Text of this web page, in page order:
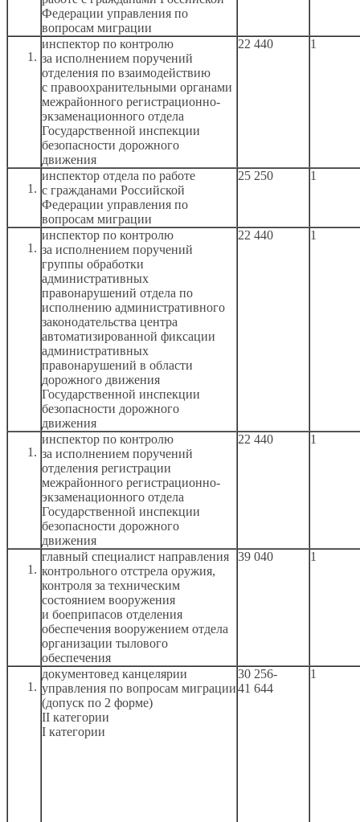
Федерации управления по
вопросам миграции
инспектор по контролю
за исполнением поручений
отделения по взаимодействию
с правоохранительными органами
межрайонного регистрационно-
экзаменационного отдела
Государственной инспекции
безопасности дорожного
движения
22 440 1
инспектор отдела по работе
с гражданами Российской
Федерации управления по
вопросам миграции
25 250 1
инспектор по контролю
за исполнением поручений
группы обработки
административных
правонарушений отдела по
исполнению административного
законодательства центра
автоматизированной фиксации
административных
правонарушений в области
дорожного движения
Государственной инспекции
безопасности дорожного
движения
22 440 1
инспектор по контролю
за исполнением поручений
отделения регистрации
межрайонного регистрационно-
экзаменационного отдела
Государственной инспекции
безопасности дорожного
движения
22 440 1
главный специалист направления
контрольного отстрела оружия,
контроля за техническим
состоянием вооружения
и боеприпасов отделения
обеспечения вооружением отдела
организации тылового
обеспечения
39 040 1
документовед канцелярии
управления по вопросам миграции
(допуск по 2 форме)
II категории
I категории
30 256-
41 644
1